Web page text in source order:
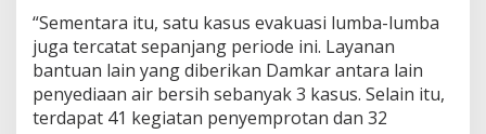
“Sementara itu, satu kasus evakuasi lumba-lumba
juga tercatat sepanjang periode ini. Layanan
bantuan lain yang diberikan Damkar antara lain
penyediaan air bersih sebanyak 3 kasus. Selain itu,
terdapat 41 kegiatan penyemprotan dan 32